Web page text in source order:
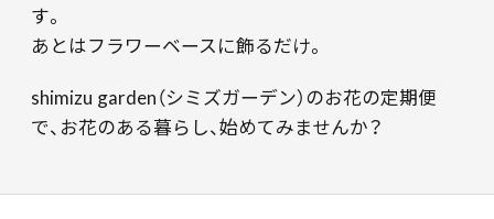
す。
あとはフラワーベースに飾るだけ。
shimizu garden（シミズガーデン）のお花の定期便
で、お花のある暮らし、始めてみませんか？